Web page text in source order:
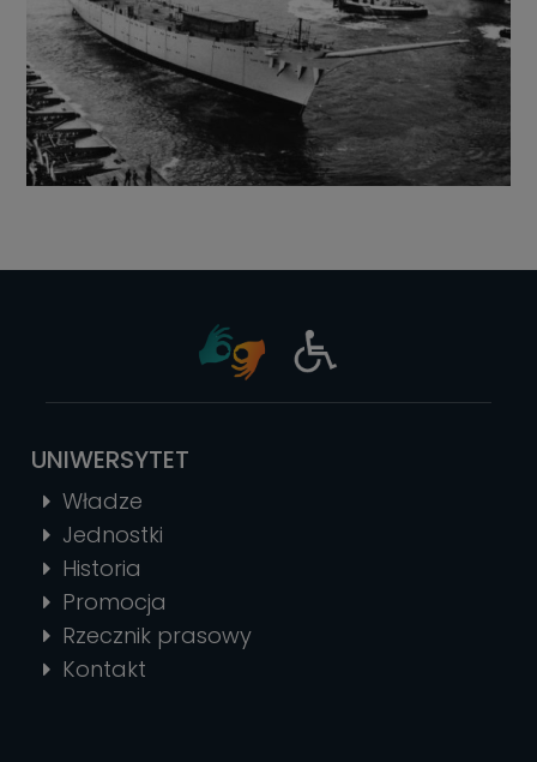
UNIWERSYTET
Władze
Jednostki
Historia
Promocja
Rzecznik prasowy
Kontakt